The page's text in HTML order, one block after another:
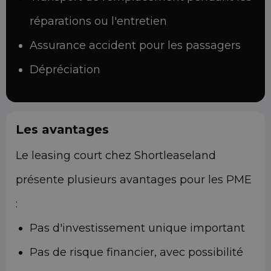
réparations ou l'entretien
Assurance accident pour les passagers
Dépréciation
Les avantages
Le leasing court chez Shortleaseland
présente plusieurs avantages pour les PME
:
Pas d'investissement unique important
Pas de risque financier, avec possibilité